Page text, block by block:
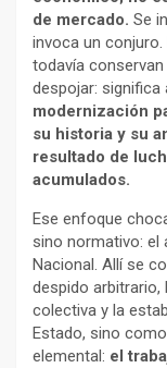
de mercado. Se
invoca un
todavía
despojar: significa
modernización
su historia y su
resultado de
acumulados.
Ese enfoque
sino normativo: el
Nacional. Allí se
despido arbitrario,
colectiva y la
Estado, sino
elemental: el